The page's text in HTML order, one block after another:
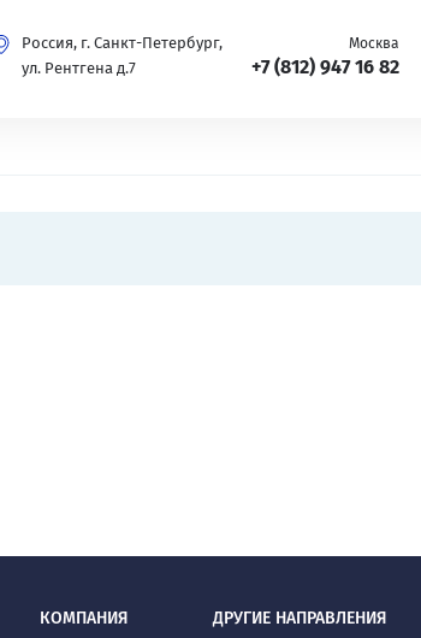
Россия, г. Санкт-Петербург,
ул. Рентгена д.7
Москва
+7 (812) 947 16 82
КОМПАНИЯ
ДРУГИЕ НАПРАВЛЕНИЯ